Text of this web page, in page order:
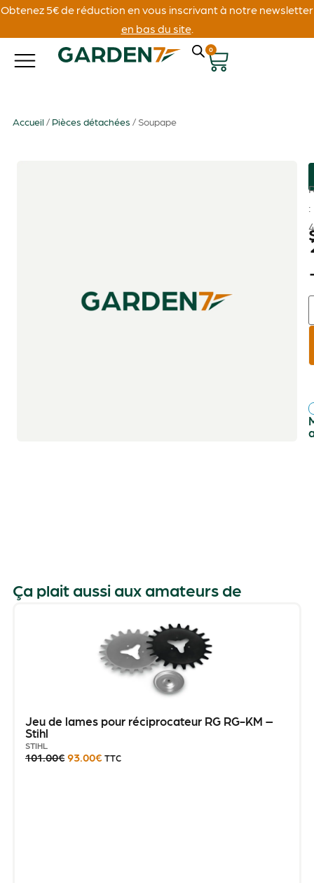
Obtenez 5€ de réduction en vous inscrivant à notre newsletter
en bas du site.
0
Accueil / Pièces détachées / Soupape
:
Ça plait aussi aux amateurs de
Jeu de lames pour réciprocateur RG RG-KM –
Stihl
STIHL
101.00€ 93.00€ TTC